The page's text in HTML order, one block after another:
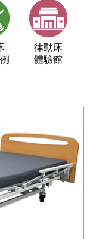
律動床
體驗館